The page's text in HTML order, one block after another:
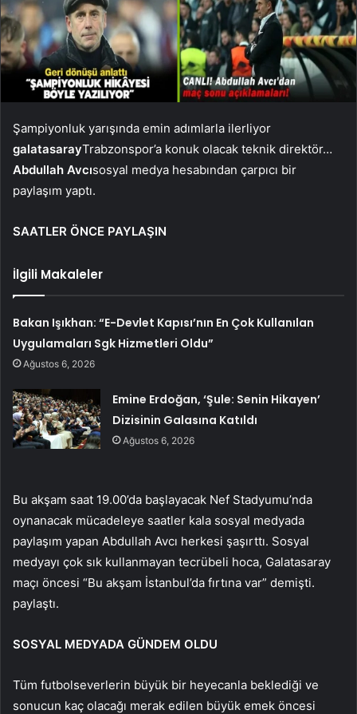
Şampiyonluk yarışında emin adımlarla ilerliyor
galatasarayTrabzonspor’a konuk olacak teknik direktör…
Abdullah Avcısosyal medya hesabından çarpıcı bir
paylaşım yaptı.
SAATLER ÖNCE PAYLAŞIN
İlgili Makaleler
Bakan Işıkhan: “E-Devlet Kapısı’nın En Çok Kullanılan
Uygulamaları Sgk Hizmetleri Oldu”
Ağustos 6, 2026
Emine Erdoğan, ‘Şule: Senin Hikayen’
Dizisinin Galasına Katıldı
Ağustos 6, 2026
Bu akşam saat 19.00’da başlayacak Nef Stadyumu’nda
oynanacak mücadeleye saatler kala sosyal medyada
paylaşım yapan Abdullah Avcı herkesi şaşırttı. Sosyal
medyayı çok sık kullanmayan tecrübeli hoca, Galatasaray
maçı öncesi “Bu akşam İstanbul’da fırtına var” demişti.
paylaştı.
SOSYAL MEDYADA GÜNDEM OLDU
Tüm futbolseverlerin büyük bir heyecanla beklediği ve
sonucun kaç olacağı merak edilen büyük emek öncesi